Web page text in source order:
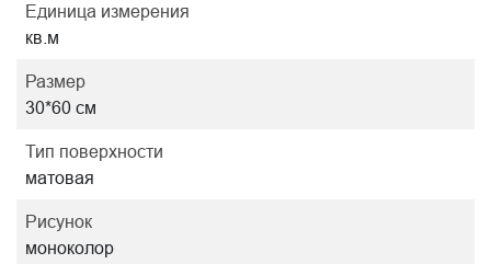
Единица измерения
кв.м
Размер
30*60 см
Тип поверхности
матовая
Рисунок
моноколор